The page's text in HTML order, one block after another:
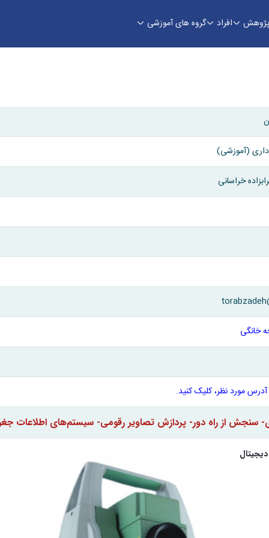
پژوهش افراد گروه های آموزشی
(آموزشی)
خراسانی
خانگی
مورد نظر، کلیک کنید.
سنجش از راه دور- پردازش تصاویر رقومی- سیستم‌های اطلاعات